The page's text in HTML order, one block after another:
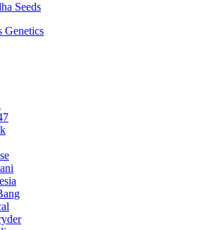
Seeds
Genetics